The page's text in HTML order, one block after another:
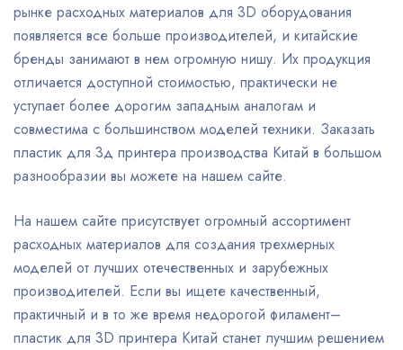
рынке расходных материалов для 3D оборудования
появляется все больше производителей, и китайские
бренды занимают в нем огромную нишу. Их продукция
отличается доступной стоимостью, практически не
уступает более дорогим западным аналогам и
совместима с большинством моделей техники. Заказать
пластик для 3д принтера производства Китай в большом
разнообразии вы можете на нашем сайте.
На нашем сайте присутствует огромный ассортимент
расходных материалов для создания трехмерных
моделей от лучших отечественных и зарубежных
производителей. Если вы ищете качественный,
практичный и в то же время недорогой филамент–
пластик для 3D принтера Китай станет лучшим решением